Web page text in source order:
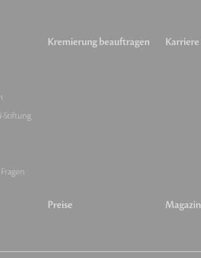
Stiftung
Kremierung beauftragen
Preise
Karriere
Magazin